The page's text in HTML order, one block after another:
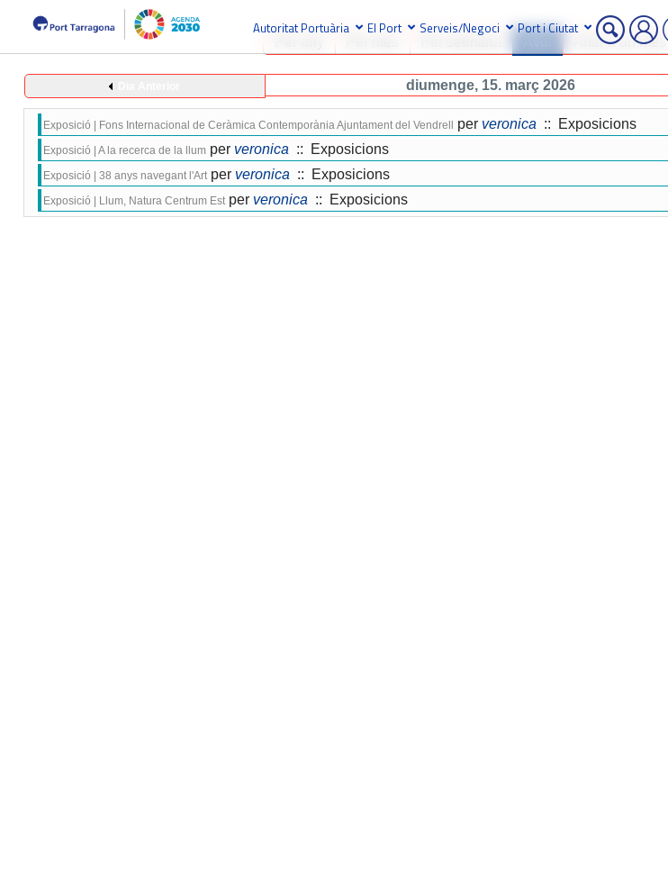
Autoritat Portuària El Port Serveis/Negoci Port i Ciutat
Anar a un mes
diumenge, 15. març 2026
Exposició | Fons Internacional de Ceràmica Contemporània Ajuntament del Vendrell per veronica :: Exposicions
Exposició | A la recerca de la llum per veronica :: Exposicions
Exposició | 38 anys navegant l'Art per veronica :: Exposicions
Exposició | Llum, Natura Centrum Est per veronica :: Exposicions